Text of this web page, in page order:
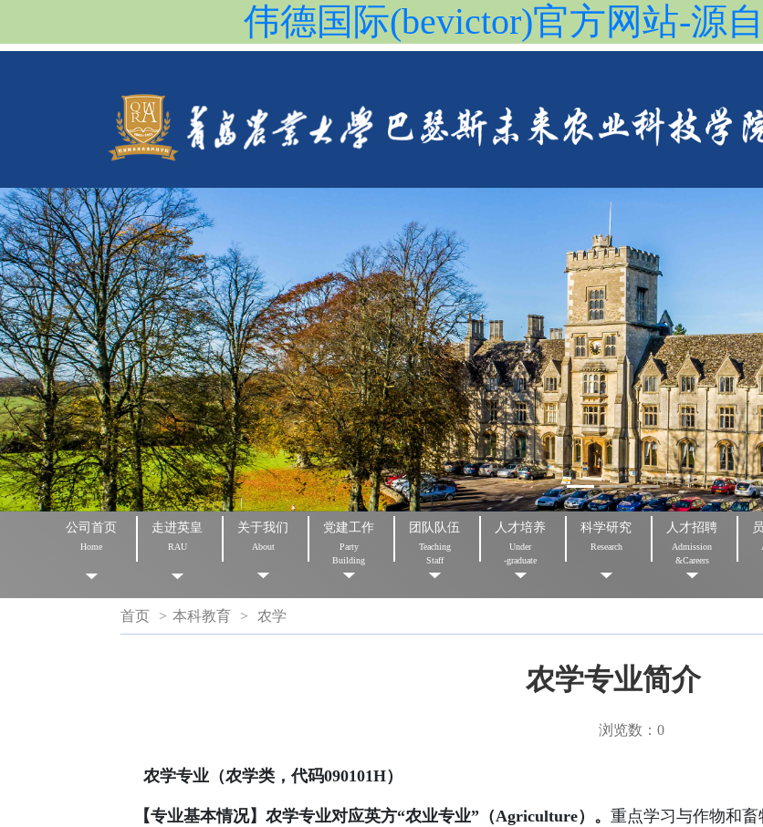
伟德国际(bevictor)官方网站-源
公司首页
Home
走进英皇
RAU
关于我们
About
党建工作
Party
Building
团队队伍
Teaching
Staff
人才培养
Under
-graduate
科学研究
Research
人才招聘
Admission
&Careers
首页 > 本科教育 > 农学
农学专业简介
浏览数： 0
农学专业（农学类，代码090101H）
【专业基本情况】农学专业对应英方“农业专业”（Agriculture）。 重点学习与作物和